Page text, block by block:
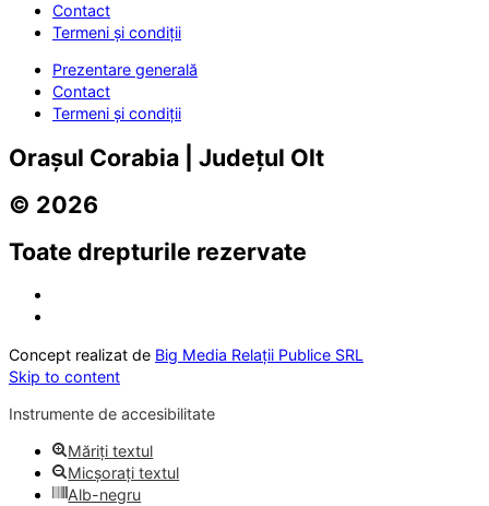
Contact
Termeni și condiții
Prezentare generală
Contact
Termeni și condiții
Orașul Corabia | Județul Olt
© 2026
Toate drepturile rezervate
Concept realizat de Big Media Relații Publice SRL
Skip to content
Instrumente de accesibilitate
Măriți textul
Micșorați textul
Alb-negru